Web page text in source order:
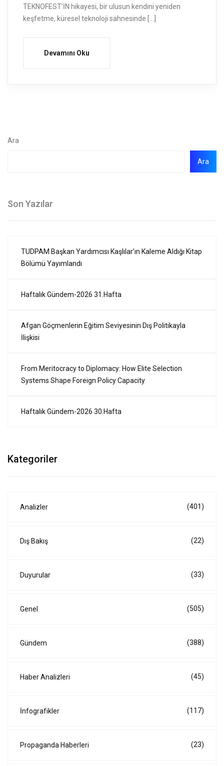
TEKNOFEST’İN hikayesi, bir ulusun kendini yeniden
keşfetme, küresel teknoloji sahnesinde […]
Devamını Oku
Ara
Ara
Son Yazılar
TUDPAM Başkan Yardımcısı Kaşlılar’ın Kaleme Aldığı Kitap
Bölümü Yayımlandı
Haftalık Gündem-2026 31.Hafta
Afgan Göçmenlerin Eğitim Seviyesinin Dış Politikayla
İlişkisi
From Meritocracy to Diplomacy: How Elite Selection
Systems Shape Foreign Policy Capacity
Haftalık Gündem-2026 30.Hafta
Kategoriler
Analizler (401)
Dış Bakış (22)
Duyurular (33)
Genel (505)
Gündem (388)
Haber Analizleri (45)
İnfografikler (117)
Propaganda Haberleri (23)